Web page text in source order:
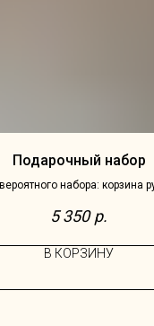
Подарочный набор
набора: корзина
Moscow.
5 350 р.
В КОРЗИНУ